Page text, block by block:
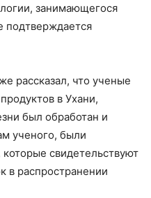
занимающегося
подтверждается
рассказал, что ученые
в Ухани,
был обработан и
ученого, были
свидетельствуют
в распространении